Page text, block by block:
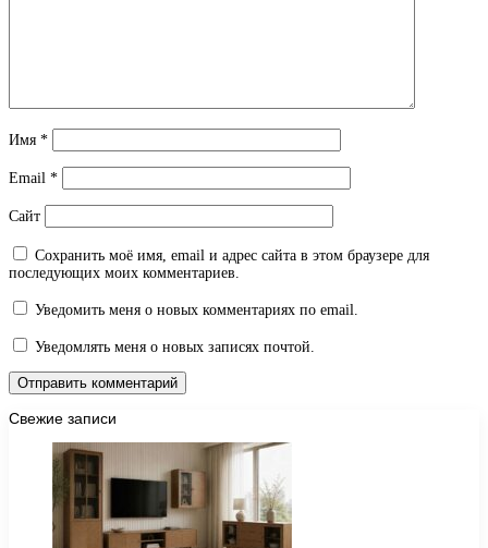
Имя *
Email *
Сайт
Сохранить моё имя, email и адрес сайта в этом браузере для
последующих моих комментариев.
Уведомить меня о новых комментариях по email.
Уведомлять меня о новых записях почтой.
Свежие записи